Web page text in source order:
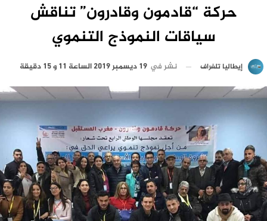
حركة “قادمون وقادرون” تناقش
سياقات النموذج التنموي
إيطاليا تلغراف نشر في 19 ديسمبر 2019 الساعة 11 و 15 دقيقة